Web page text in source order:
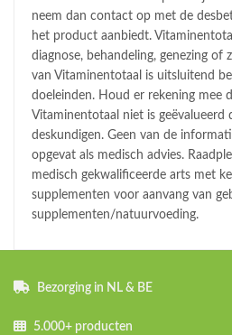
neem dan contact op met de
het product aanbiedt.
diagnose, behandeling, genezing of
van Vitaminentotaal is uitsluitend
doeleinden. Houd er rekening mee
Vitaminentotaal niet is geëvalueerd
deskundigen. Geen van de
opgevat als medisch advies.
medisch gekwalificeerde arts met
supplementen voor aanvang van
supplementen/natuurvoeding.
Bezorging in NL & BE
5.000+ producten